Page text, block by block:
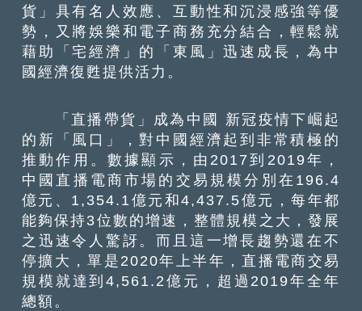
貨」具有名人效應、互動性和沉浸感強等優
勢，又將娛樂和電子商務充分結合，輕鬆就
藉助「宅經濟」的「東風」迅速成長，為中
國經濟復甦提供活力。
「直播帶貨」成為中國 新冠疫情下崛起
的新「風口」，對中國經濟起到非常積極的
推動作用。數據顯示，由2017到2019年，
中國直播電商市場的交易規模分別在196.4
億元、1,354.1億元和4,437.5億元，每年都
能夠保持3位數的增速，整體規模之大，發展
之迅速令人驚訝。而且這一增長趨勢還在不
停擴大，單是2020年上半年，直播電商交易
規模就達到4,561.2億元，超過2019年全年
總額。